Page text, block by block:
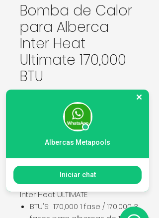
Bomba de Calor
para Alberca
Inter Heat
Ultimate 170,000
BTU
Agregar al carrito
Inter Heat ULTIMATE
BTU'S: 170,000 1 fase / 170,000 3
Albercas Metapools
Iniciar chat